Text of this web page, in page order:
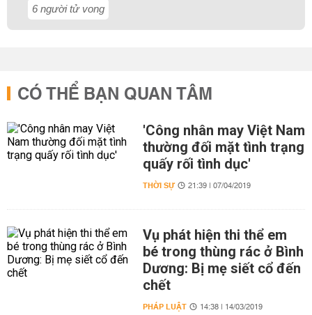
6 người tử vong
CÓ THỂ BẠN QUAN TÂM
'Công nhân may Việt Nam
thường đối mặt tình trạng
quấy rối tình dục'
THỜI SỰ 21:39 | 07/04/2019
Vụ phát hiện thi thể em
bé trong thùng rác ở Bình
Dương: Bị mẹ siết cổ đến
chết
PHÁP LUẬT 14:38 | 14/03/2019